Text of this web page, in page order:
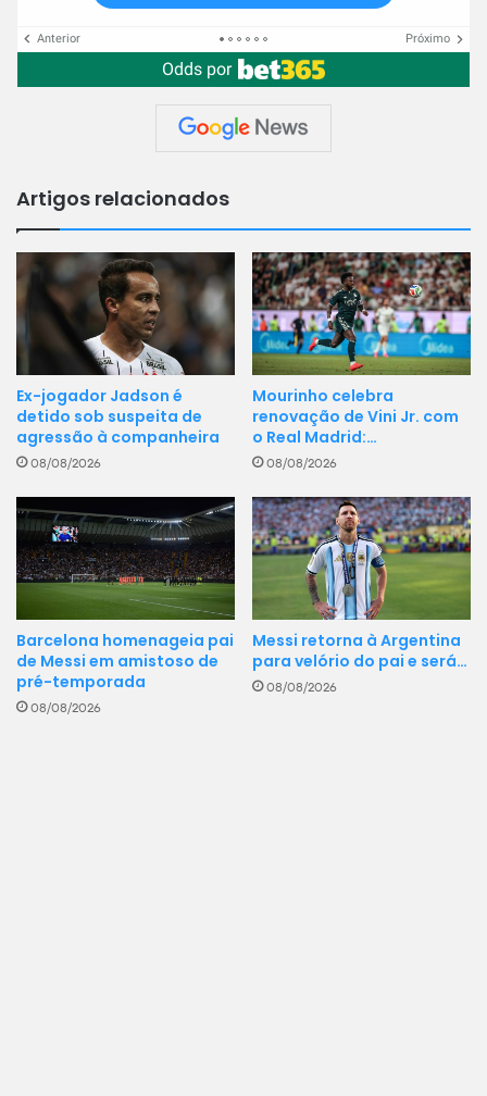
Anterior Próximo
Odds por
Artigos relacionados
Ex-jogador Jadson é
detido sob suspeita de
agressão à companheira
08/08/2026
Mourinho celebra
renovação de Vini Jr. com
o Real Madrid:…
08/08/2026
Barcelona homenageia pai
de Messi em amistoso de
pré-temporada
08/08/2026
Messi retorna à Argentina
para velório do pai e será…
08/08/2026